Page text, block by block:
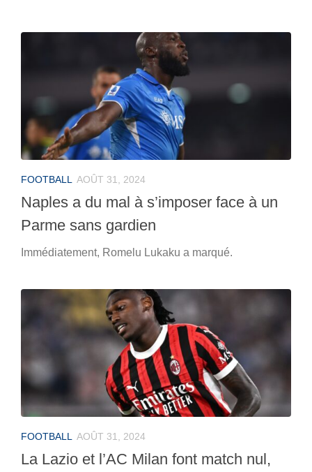
FOOTBALL AOÛT 31, 2024
Naples a du mal à s’imposer face à un
Parme sans gardien
Immédiatement, Romelu Lukaku a marqué.
FOOTBALL AOÛT 31, 2024
La Lazio et l’AC Milan font match nul,